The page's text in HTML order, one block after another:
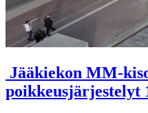
Jääkiekon MM-
poikkeusjärjestelyt